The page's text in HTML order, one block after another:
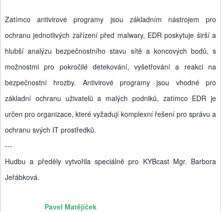
Zatímco antivirové programy jsou základním nástrojem pro
ochranu jednotlivých zařízení před malwary, EDR poskytuje širší a
hlubší analýzu bezpečnostního stavu sítě a koncových bodů, s
možnostmi pro pokročilé detekování, vyšetřování a reakci na
bezpečnostní hrozby. Antivirové programy jsou vhodné pro
základní ochranu uživatelů a malých podniků, zatímco EDR je
určen pro organizace, které vyžadují komplexní řešení pro správu a
ochranu svých IT prostředků.
---
Hudbu a předěly vytvořila speciálně pro KYBcast Mgr. Barbora
Jeřábková.
Pavel Matějíček